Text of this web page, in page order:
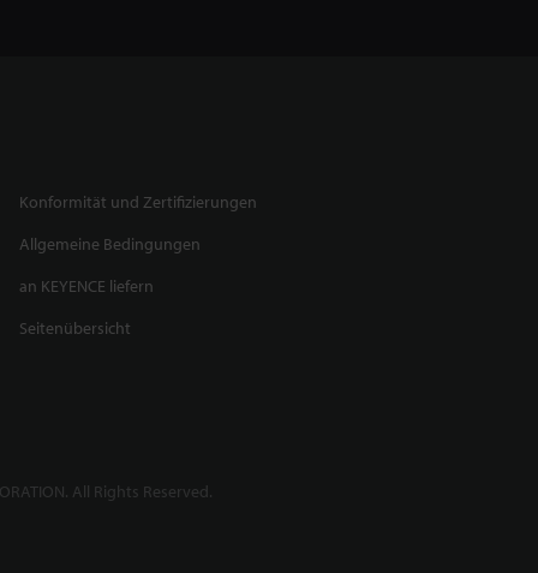
Konformität und Zertifizierungen
Allgemeine Bedingungen
an KEYENCE liefern
Seitenübersicht
All Rights Reserved.